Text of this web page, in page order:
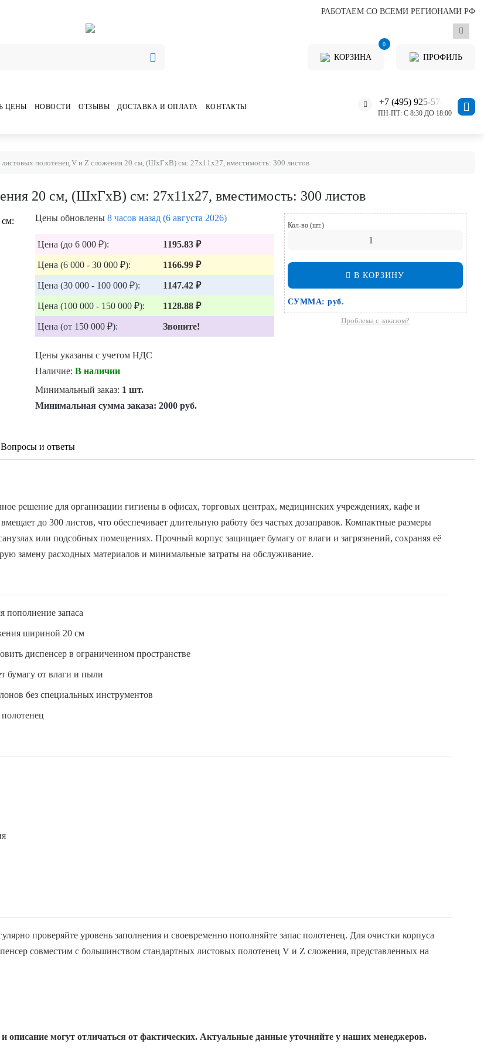
РАБОТАЕМ СО ВСЕМИ РЕГИОНАМИ РФ
КОРЗИНА
0
ПРОФИЛЬ
ЦЕНЫ НОВОСТИ ОТЗЫВЫ ДОСТАВКА И ОПЛАТА КОНТАКТЫ +7 (495) 925-57-11
ПН-ПТ: С 8:30 ДО 18:00
листовых полотенец V и Z сложения 20 см, (ШхГхВ) см: 27х11х27, вместимость: 300 листов
20 см, (ШхГхВ) см: 27х11х27, вместимость: 300 листов
Цены обновлены 8 часов назад (6 августа 2026)
Цена (до 6 000 ₽): 1195.83 ₽
Цена (6 000 - 30 000 ₽): 1166.99 ₽
Цена (30 000 - 100 000 ₽): 1147.42 ₽
Цена (100 000 - 150 000 ₽): 1128.88 ₽
Цена (от 150 000 ₽): Звоните!
Цены указаны с учетом НДС
Наличие: В наличии
Минимальный заказ: 1 шт.
Минимальная сумма заказа: 2000 руб.
Кол-во (шт.)
В КОРЗИНУ
СУММА: руб.
Проблема с заказом?
Вопросы и ответы
решение для организации гигиены в офисах, торговых центрах, медицинских учреждениях, кафе и
до 300 листов, что обеспечивает длительную работу без частых дозаправок. Компактные размеры
или подсобных помещениях. Прочный корпус защищает бумагу от влаги и загрязнений, сохраняя её
замену расходных материалов и минимальные затраты на обслуживание.
пополнение запаса
шириной 20 см
диспенсер в ограниченном пространстве
бумагу от влаги и пыли
без специальных инструментов
проверяйте уровень заполнения и своевременно пополняйте запас полотенец. Для очистки корпуса
совместим с большинством стандартных листовых полотенец V и Z сложения, представленных на
могут отличаться от фактических. Актуальные данные уточняйте у наших менеджеров.